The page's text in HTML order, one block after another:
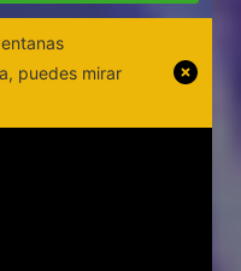
puedes mirar